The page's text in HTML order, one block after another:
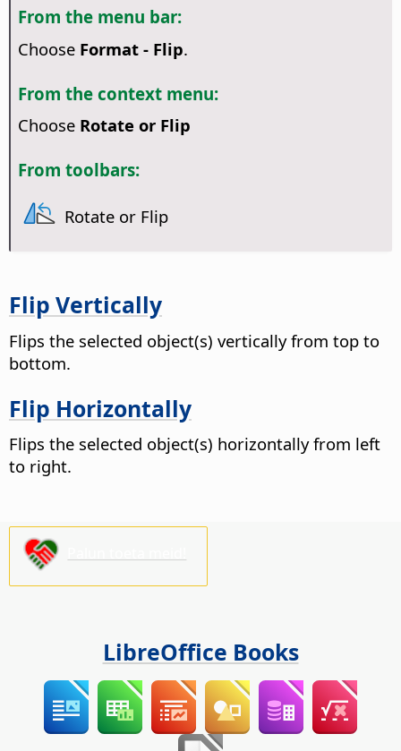
From the menu bar:
Choose Format - Flip.
From the context menu:
Choose Rotate or Flip
From toolbars:
Rotate or Flip
Flip Vertically
Flips the selected object(s) vertically from top to
bottom.
Flip Horizontally
Flips the selected object(s) horizontally from left
to right.
LibreOffice Books